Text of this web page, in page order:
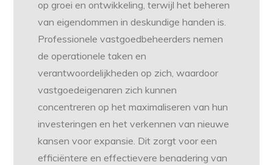
op groei en ontwikkeling, terwijl het beheren
van eigendommen in deskundige handen is.
Professionele vastgoedbeheerders nemen
de operationele taken en
verantwoordelijkheden op zich, waardoor
vastgoedeigenaren zich kunnen
concentreren op het maximaliseren van hun
investeringen en het verkennen van nieuwe
kansen voor expansie. Dit zorgt voor een
efficiëntere en effectievere benadering van